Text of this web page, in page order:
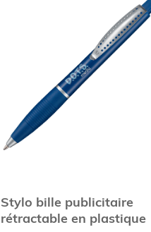
Stylo bille publicitaire
rétractable en plastique